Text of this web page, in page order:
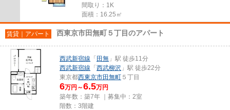
間取り：1K
面積：16.25㎡
賃貸｜アパート 西東京市田無町５丁目のアパート
西武新宿線 「 田無 」駅 徒歩11分
西武新宿線 「 西武柳沢 」駅 徒歩22分
東京都西東京市田無町 ５丁目
6万円～6.5万円
築年数：築7年 ｜募集中： 2室
階数：3階建